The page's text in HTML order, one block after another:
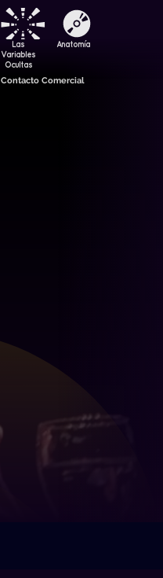
Las
Variables
Ocultas
Anatomía
Contacto Comercial